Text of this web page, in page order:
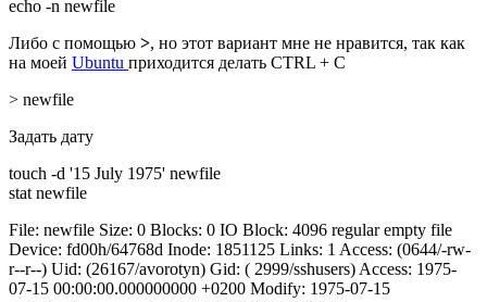
echo -n newfile
Либо с помощью >, но этот вариант мне не нравится, так как
на моей Ubuntu приходится делать CTRL + C
> newfile
Задать дату
touch -d '15 July 1975' newfile
stat newfile
File: newfile Size: 0 Blocks: 0 IO Block: 4096 regular empty file
Device: fd00h/64768d Inode: 1851125 Links: 1 Access: (0644/-rw-
r--r--) Uid: (26167/avorotyn) Gid: ( 2999/sshusers) Access: 1975-
07-15 00:00:00.000000000 +0200 Modify: 1975-07-15